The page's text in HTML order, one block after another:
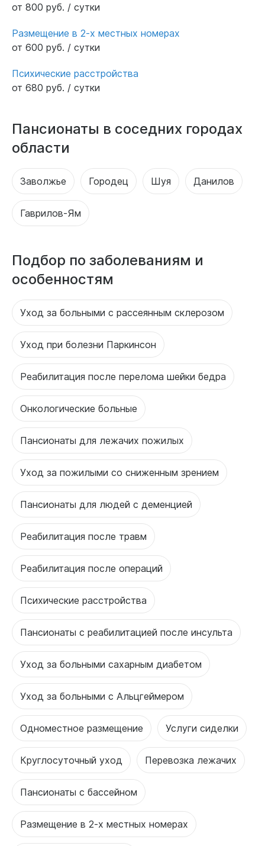
от 800 руб. / сутки
Размещение в 2-х местных номерах
от 600 руб. / сутки
Психические расстройства
от 680 руб. / сутки
Пансионаты в соседних городах
области
Заволжье Городец Шуя Данилов
Гаврилов-Ям
Подбор по заболеваниям и
особенностям
Уход за больными с рассеянным склерозом
Уход при болезни Паркинсон
Реабилитация после перелома шейки бедра
Онкологические больные
Пансионаты для лежачих пожилых
Уход за пожилыми со сниженным зрением
Пансионаты для людей с деменцией
Реабилитация после травм
Реабилитация после операций
Психические расстройства
Пансионаты с реабилитацией после инсульта
Уход за больными сахарным диабетом
Уход за больными с Альцгеймером
Одноместное размещение Услуги сиделки
Круглосуточный уход Перевозка лежачих
Пансионаты с бассейном
Размещение в 2-х местных номерах